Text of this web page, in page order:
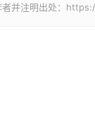
者并注明出处：